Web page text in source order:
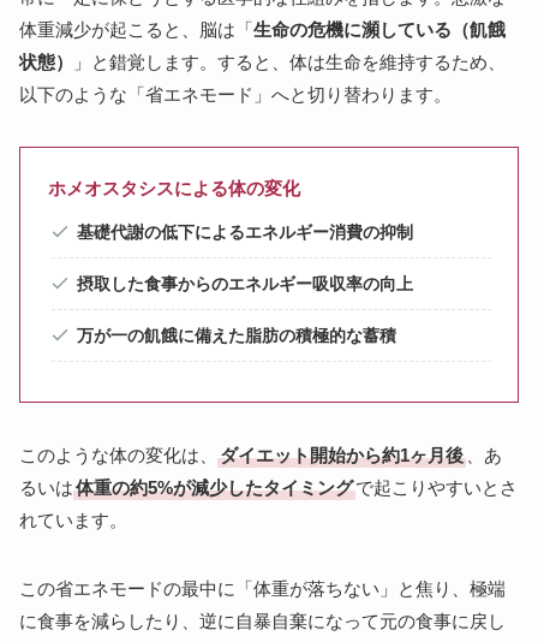
体重減少が起こると、脳は「 生命の危機に瀕している（飢餓
状態）
」と錯覚します。すると、体は生命を維持するため、
以下のような「省エネモード」へと切り替わります。
ホメオスタシスによる体の変化
基礎代謝の低下によるエネルギー消費の抑制
摂取した食事からのエネルギー吸収率の向上
万が一の飢餓に備えた脂肪の積極的な蓄積
このような体の変化は、 ダイエット開始から約1ヶ月後 、あ
るいは体重の約5%が減少したタイミングで起こりやすいとさ
れています。
この省エネモードの最中に「体重が落ちない」と焦り、極端
に食事を減らしたり、逆に自暴自棄になって元の食事に戻し